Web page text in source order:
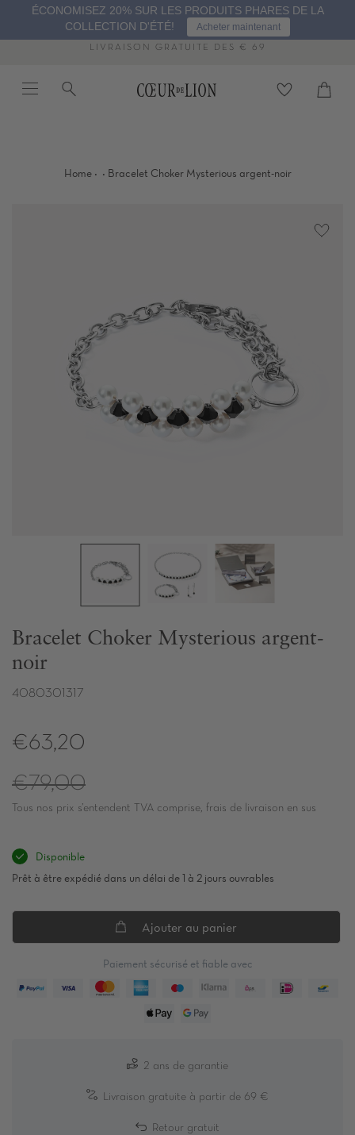
ÉCONOMISEZ 20% SUR LES PRODUITS PHARES DE LA
COLLECTION D'ÉTÉ!
Acheter maintenant
LIVRAISON GRATUITE DÈS € 69
Home · · Bracelet Choker Mysterious argent-noir
Bracelet Choker Mysterious argent-
noir
4080301317
€63,20
Prix
régulier
€79,00
Tous nos prix s’entendent TVA comprise, frais de livraison en sus
Disponible
Prêt à être expédié dans un délai de 1 à 2 jours ouvrables
Ajouter au panier
Paiement sécurisé et fiable avec
2 ans de garantie
Livraison gratuite à partir de 69 €
Retour gratuit